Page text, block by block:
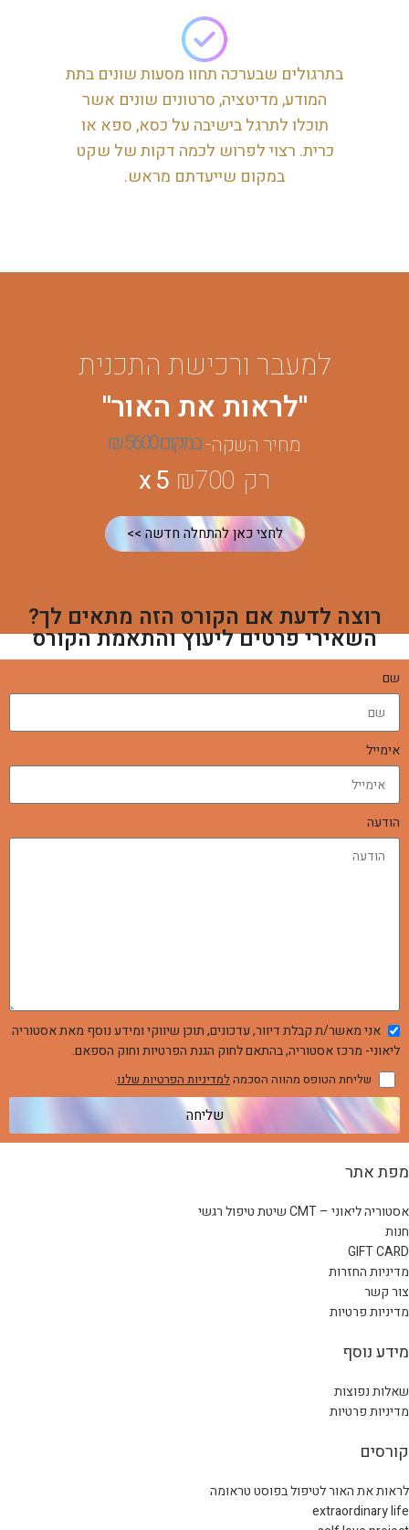
בתרגולים שבערכה תחוו מסעות שונים בתת
המודע, מדיטציה, סרטונים שונים אשר
תוכלו לתרגל בישיבה על כסא, ספא או
כרית. רצוי לפרוש לכמה דקות של שקט
במקום שייעדתם מראש.
למעבר ורכישת התכנית
''לראות את האור''
מחיר השקה-במקום 5600 ₪
רק ₪700 x 5
לחצי כאן להתחלה חדשה >>
רוצה לדעת אם הקורס הזה מתאים לך?
השאירי פרטים ליעוץ והתאמת הקורס
שם
אימייל
הודעה
אני מאשר/ת קבלת דיוור, עדכונים, תוכן שיווקי ומידע נוסף מאת אסטוריה
ליאוני- מרכז אסטוריה, בהתאם לחוק הגנת הפרטיות וחוק הספאם.
שליחת הטופס מהווה הסכמהלמדיניות הפרטיות שלנו.
שליחה
מפת אתר
אסטוריה ליאוני – CMT שיטת טיפול רגשי
חנות
GIFT CARD
מדיניות החזרות
צור קשר
מדיניות פרטיות
מידע נוסף
שאלות נפוצות
מדיניות פרטיות
קורסים
לראות את האור לטיפול בפוסט טראומה
extraordinary life